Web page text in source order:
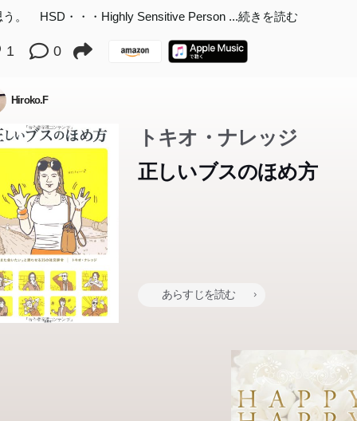
う。 HSD・・・Highly Sensitive Person ...続きを読む
1 0
Hiroko.F
トキオ・ナレッジ
正しいブスのほめ方
あらすじを読む